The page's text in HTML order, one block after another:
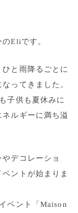
Eliです。
と雨降るごとに
ってきました。
子供も夏休みに
ルギーに満ち溢
デコレーショ
ントが始まりま
ベント「Maison